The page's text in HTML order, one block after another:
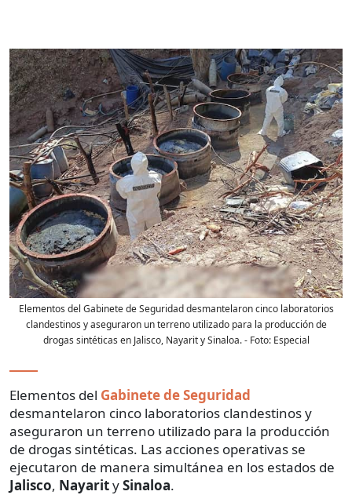
Elementos del Gabinete de Seguridad desmantelaron cinco laboratorios
clandestinos y aseguraron un terreno utilizado para la producción de
drogas sintéticas en Jalisco, Nayarit y Sinaloa.- Foto: Especial
Elementos del Gabinete de Seguridad
desmantelaron cinco laboratorios clandestinos y
aseguraron un terreno utilizado para la producción
de drogas sintéticas. Las acciones operativas se
ejecutaron de manera simultánea en los estados de
Jalisco, NayaritySinaloa.